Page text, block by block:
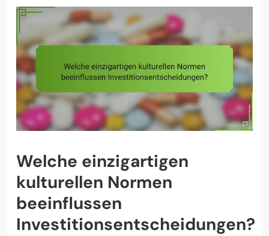
Welche einzigartigen
kulturellen Normen
beeinflussen
Investitionsentscheidungen?